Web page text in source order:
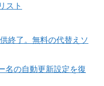
スト
終了。無料の代替えソ
名の自動更新設定を復